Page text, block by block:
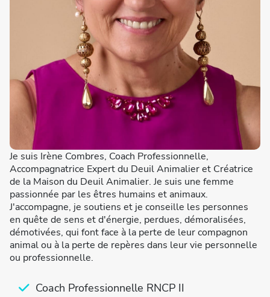
Je suis Irène Combres, Coach Professionnelle,
Accompagnatrice Expert du Deuil Animalier et Créatrice
de la Maison du Deuil Animalier. Je suis une femme
passionnée par les êtres humains et animaux.
J'accompagne, je soutiens et je conseille les personnes
en quête de sens et d'énergie, perdues, démoralisées,
démotivées, qui font face à la perte de leur compagnon
animal ou à la perte de repères dans leur vie personnelle
ou professionnelle.
Coach Professionnelle RNCP II